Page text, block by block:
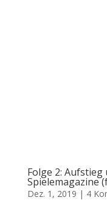
Folge 2: Aufstieg
Spielemagazine
Dez. 1, 2019 | 4